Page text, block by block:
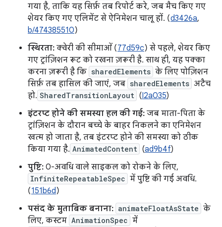
गया है, ताकि यह सिर्फ़ तब रिपोर्ट करे, जब मैच किए गए
शेयर किए गए एलिमेंट से ऐनिमेशन चालू हों. (d3426a,
b/474385510)
स्थिरता: क्वेरी की सीमाओं (77d59c) से पहले, शेयर किए
गए ट्रांज़िशन रूट को रखना ज़रूरी है. साथ ही, यह पक्का
करना ज़रूरी है कि sharedElements के लिए पोज़िशन
सिर्फ़ तब हासिल की जाएं, जब sharedElements अटैच
हो. SharedTransitionLayout (I2a035)
इंटरप्ट होने की समस्या हल की गई: जब माता-पिता के
ट्रांज़िशन के दौरान बच्चे के बाहर निकलने का एनिमेशन
खत्म हो जाता है, तब इंटरप्ट होने की समस्या को ठीक
किया गया है. AnimatedContent (ad9b4f)
पुष्टि: 0-अवधि वाले साइकल को रोकने के लिए,
InfiniteRepeatableSpec में पुष्टि की गई अवधि.
(151b6d)
पसंद के मुताबिक बनाना: animateFloatAsState के
लिए, कस्टम AnimationSpec में